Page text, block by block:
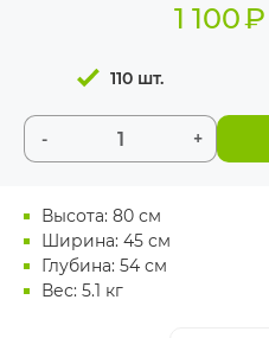
Высота: 80 см
Ширина: 45 см
Глубина: 54 см
Вес: 5.1 кг
1 100₽
- +
110 шт.